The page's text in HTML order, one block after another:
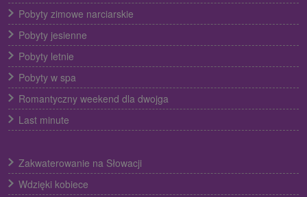
Pobyty zimowe narciarskie
Pobyty jesienne
Pobyty letnie
Pobyty w spa
Romantyczny weekend dla dwojga
Last minute
Zakwaterowanie na Słowacji
Wdzięki kobiece